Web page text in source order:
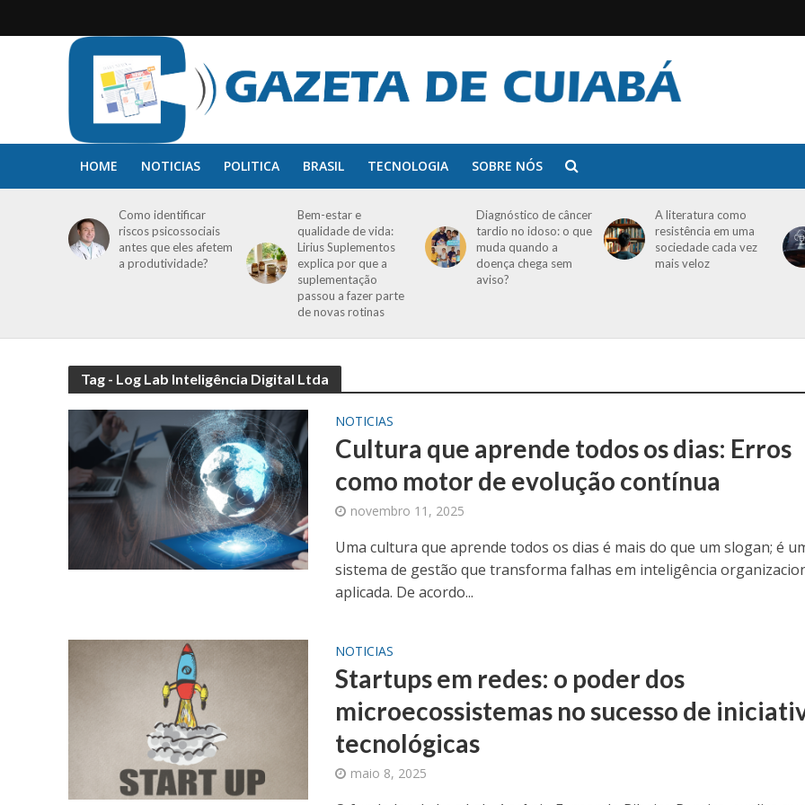
HOME NOTICIAS POLITICA BRASIL TECNOLOGIA SOBRE NÓS
Como identificar
riscos psicossociais
antes que eles afetem
a produtividade?
Bem-estar e
qualidade de vida:
Lirius Suplementos
explica por que a
suplementação
passou a fazer parte
de novas rotinas
Diagnóstico de câncer
tardio no idoso: o que
muda quando a
doença chega sem
aviso?
A literatura como
resistência em uma
sociedade cada vez
mais veloz
Tag - Log Lab Inteligência Digital Ltda
NOTICIAS
Cultura que aprende todos os dias: Erros
como motor de evolução contínua
novembro 11, 2025
Uma cultura que aprende todos os dias é mais do que um slogan; é
sistema de gestão que transforma falhas em inteligência
aplicada. De acordo...
NOTICIAS
Startups em redes: o poder dos
microecossistemas no sucesso de
tecnológicas
maio 8, 2025